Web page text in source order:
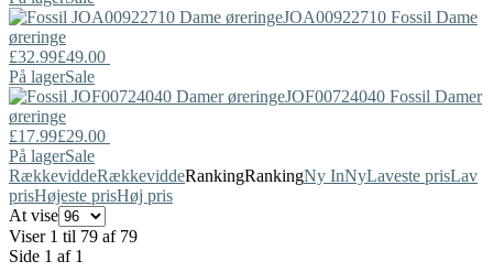
JOA00922710 Fossil Dame
øreringe
£32.99£49.00
På lagerSale
JOF00724040 Fossil Damer
øreringe
£17.99£29.00
På lagerSale
RækkeviddeRækkeviddeRankingRankingNy InNyLaveste prisLav
prisHøjeste prisHøj pris
At vise
Viser 1 til 79 af 79
Side 1 af 1